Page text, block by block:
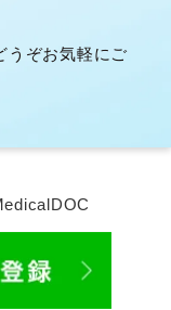
うぞお気軽にご